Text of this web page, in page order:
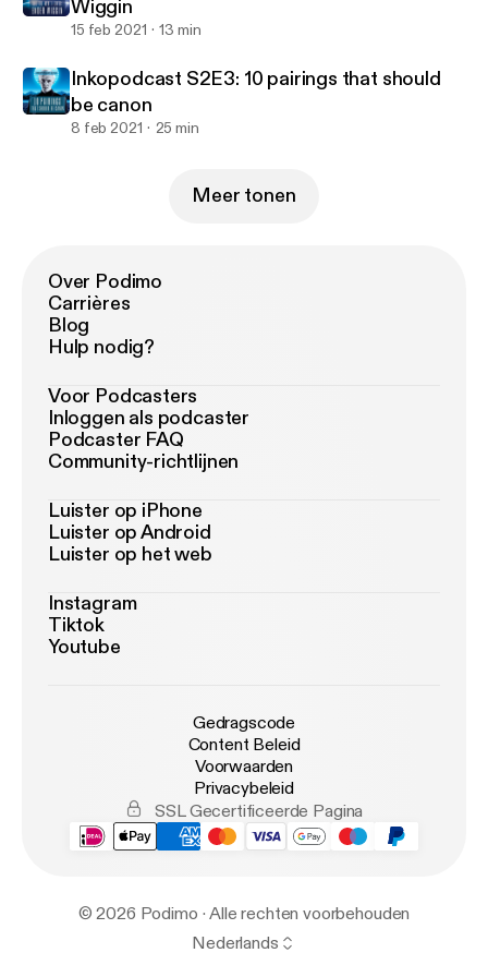
Wiggin
15 feb 2021 13 min
Inkopodcast S2E3: 10 pairings that should
be canon
8 feb 2021 25 min
Meer tonen
Over Podimo
Carrières
Blog
Hulp nodig?
Voor Podcasters
Inloggen als podcaster
Podcaster FAQ
Community-richtlijnen
Luister op iPhone
Luister op Android
Luister op het web
Instagram
Tiktok
Youtube
Gedragscode
Content Beleid
Voorwaarden
Privacybeleid
SSL Gecertificeerde Pagina
© 2026 Podimo · Alle rechten voorbehouden
Nederlands